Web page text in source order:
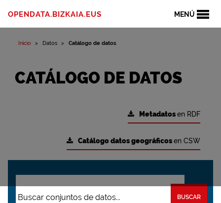
MENÚ
OPENDATA.BIZKAIA.EUS
Inicio Datos Catálogo de datos
CATÁLOGO DE DATOS
Metadatosen RDF
Catálogo datos geográficosen CSW
BUSCAR